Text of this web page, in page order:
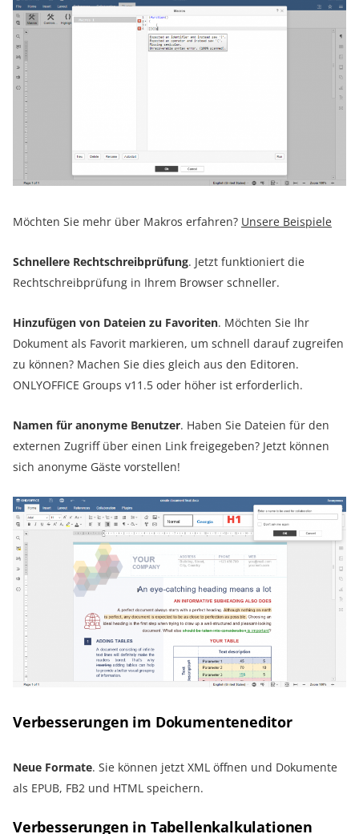
Möchten Sie mehr über Makros erfahren? Unsere Beispiele
Schnellere Rechtschreibprüfung. Jetzt funktioniert die
Rechtschreibprüfung in Ihrem Browser schneller.
Hinzufügen von Dateien zu Favoriten. Möchten Sie Ihr
Dokument als Favorit markieren, um schnell darauf zugreifen
zu können? Machen Sie dies gleich aus den Editoren.
ONLYOFFICE Groups v11.5 oder höher ist erforderlich.
Namen für anonyme Benutzer. Haben Sie Dateien für den
externen Zugriff über einen Link freigegeben? Jetzt können
sich anonyme Gäste vorstellen!
Verbesserungen im Dokumenteneditor
Neue Formate. Sie können jetzt XML öffnen und Dokumente
als EPUB, FB2 und HTML speichern.
Verbesserungen in Tabellenkalkulationen